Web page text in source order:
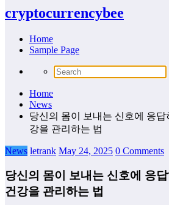
cryptocurrencybee
Home
Sample Page
Home
News
당신의 몸이 보내는 신호에 응답
강을 관리하는 법
News letrank May 24, 2025 0 Comments
당신의 몸이 보내는 신호에 응
건강을 관리하는 법